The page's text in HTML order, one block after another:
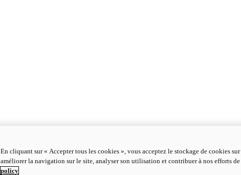
En cliquant sur « Accepter tous les cookies », vous acceptez le stockage de cookies
améliorer la navigation sur le site, analyser son utilisation et contribuer à nos efforts
policy